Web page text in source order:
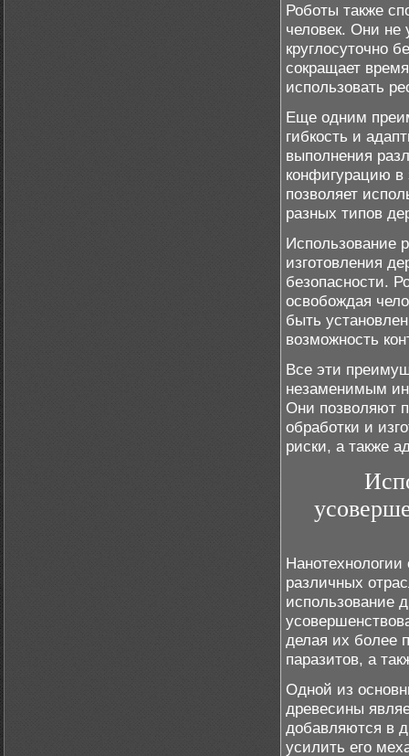
Роботы также
человек. Они не
круглосуточно
сокращает
использовать
Еще одним
гибкость и
выполнения
конфигурацию в
позволяет
разных типов
Использование
изготовления
безопасности.
освобождая
быть
возможность
Все эти
незаменимым
Они позволяют
обработки и
риски, а также
различных
использование
делая их более
паразитов, а
Одной из
древесины
добавляются в
усилить его